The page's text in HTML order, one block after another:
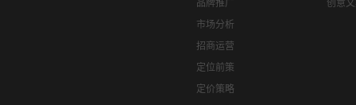
品牌推广
市场分析
招商运营
定位前策
定价策略
创意